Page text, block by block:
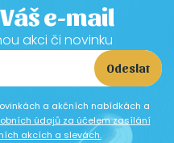
e-mail
akci či novinku
Odeslat
a akčních nabídkách a
údajů za účelem zasílání
akcích a slevách.